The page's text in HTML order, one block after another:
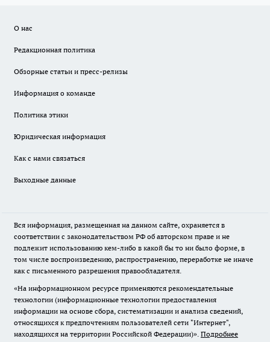
О нас
Редакционная политика
Обзорные статьи и пресс-релизы
Информация о команде
Политика этики
Юридическая информация
Как с нами связаться
Выходные данные
Вся информация, размещенная на данном сайте, охраняется в
соответствии с законодательством РФ об авторском праве и не
подлежит использованию кем-либо в какой бы то ни было форме, в
том числе воспроизведению, распространению, переработке не иначе
как с письменного разрешения правообладателя.
«На информационном ресурсе применяются рекомендательные
технологии (информационные технологии предоставления
информации на основе сбора, систематизации и анализа сведений,
относящихся к предпочтениям пользователей сети "Интернет",
находящихся на территории Российской Федерации)». Подробнее